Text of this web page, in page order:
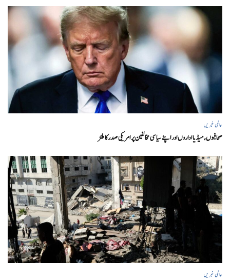
عالمی خبریں
صحافیوں، میڈیا اداروں اور اپنے سیاسی مخالفین پر امریکی صدرکا طنز
عالمی خبریں